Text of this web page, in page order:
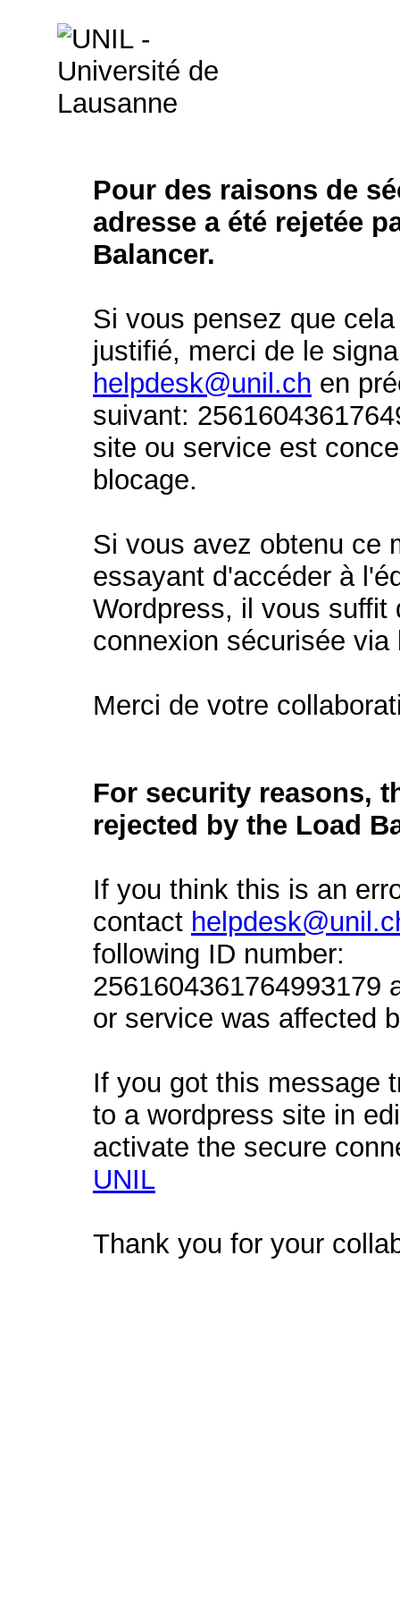
Pour des raisons de
adresse a été rejetée
Balancer.
Si vous pensez que
justifié, merci de le
helpdesk@unil.ch en
suivant:
site ou service est
blocage.
Si vous avez obtenu ce
essayant d'accéder à
Wordpress, il vous suffit
connexion sécurisée
Merci de votre
For security reasons,
rejected by the Load
If you think this is an
contact
following ID number:
2561604361764993179
or service was affected
If you got this message
to a wordpress site in
activate the secure
UNIL
Thank you for your